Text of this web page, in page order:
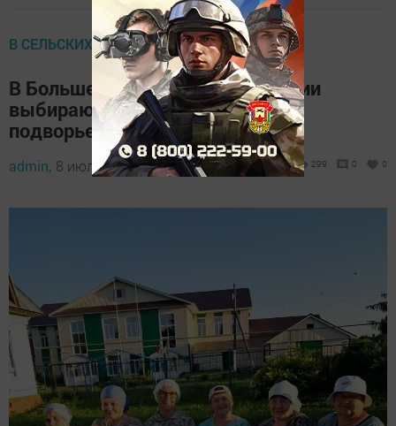
В СЕЛЬСКИХ ПОСЕЛЕНИЯХ
В Большебитаманском поселении
выбирают лучшее ветеранское
подворье
admin, 8 июля 2026 - 10:00 299 0 0